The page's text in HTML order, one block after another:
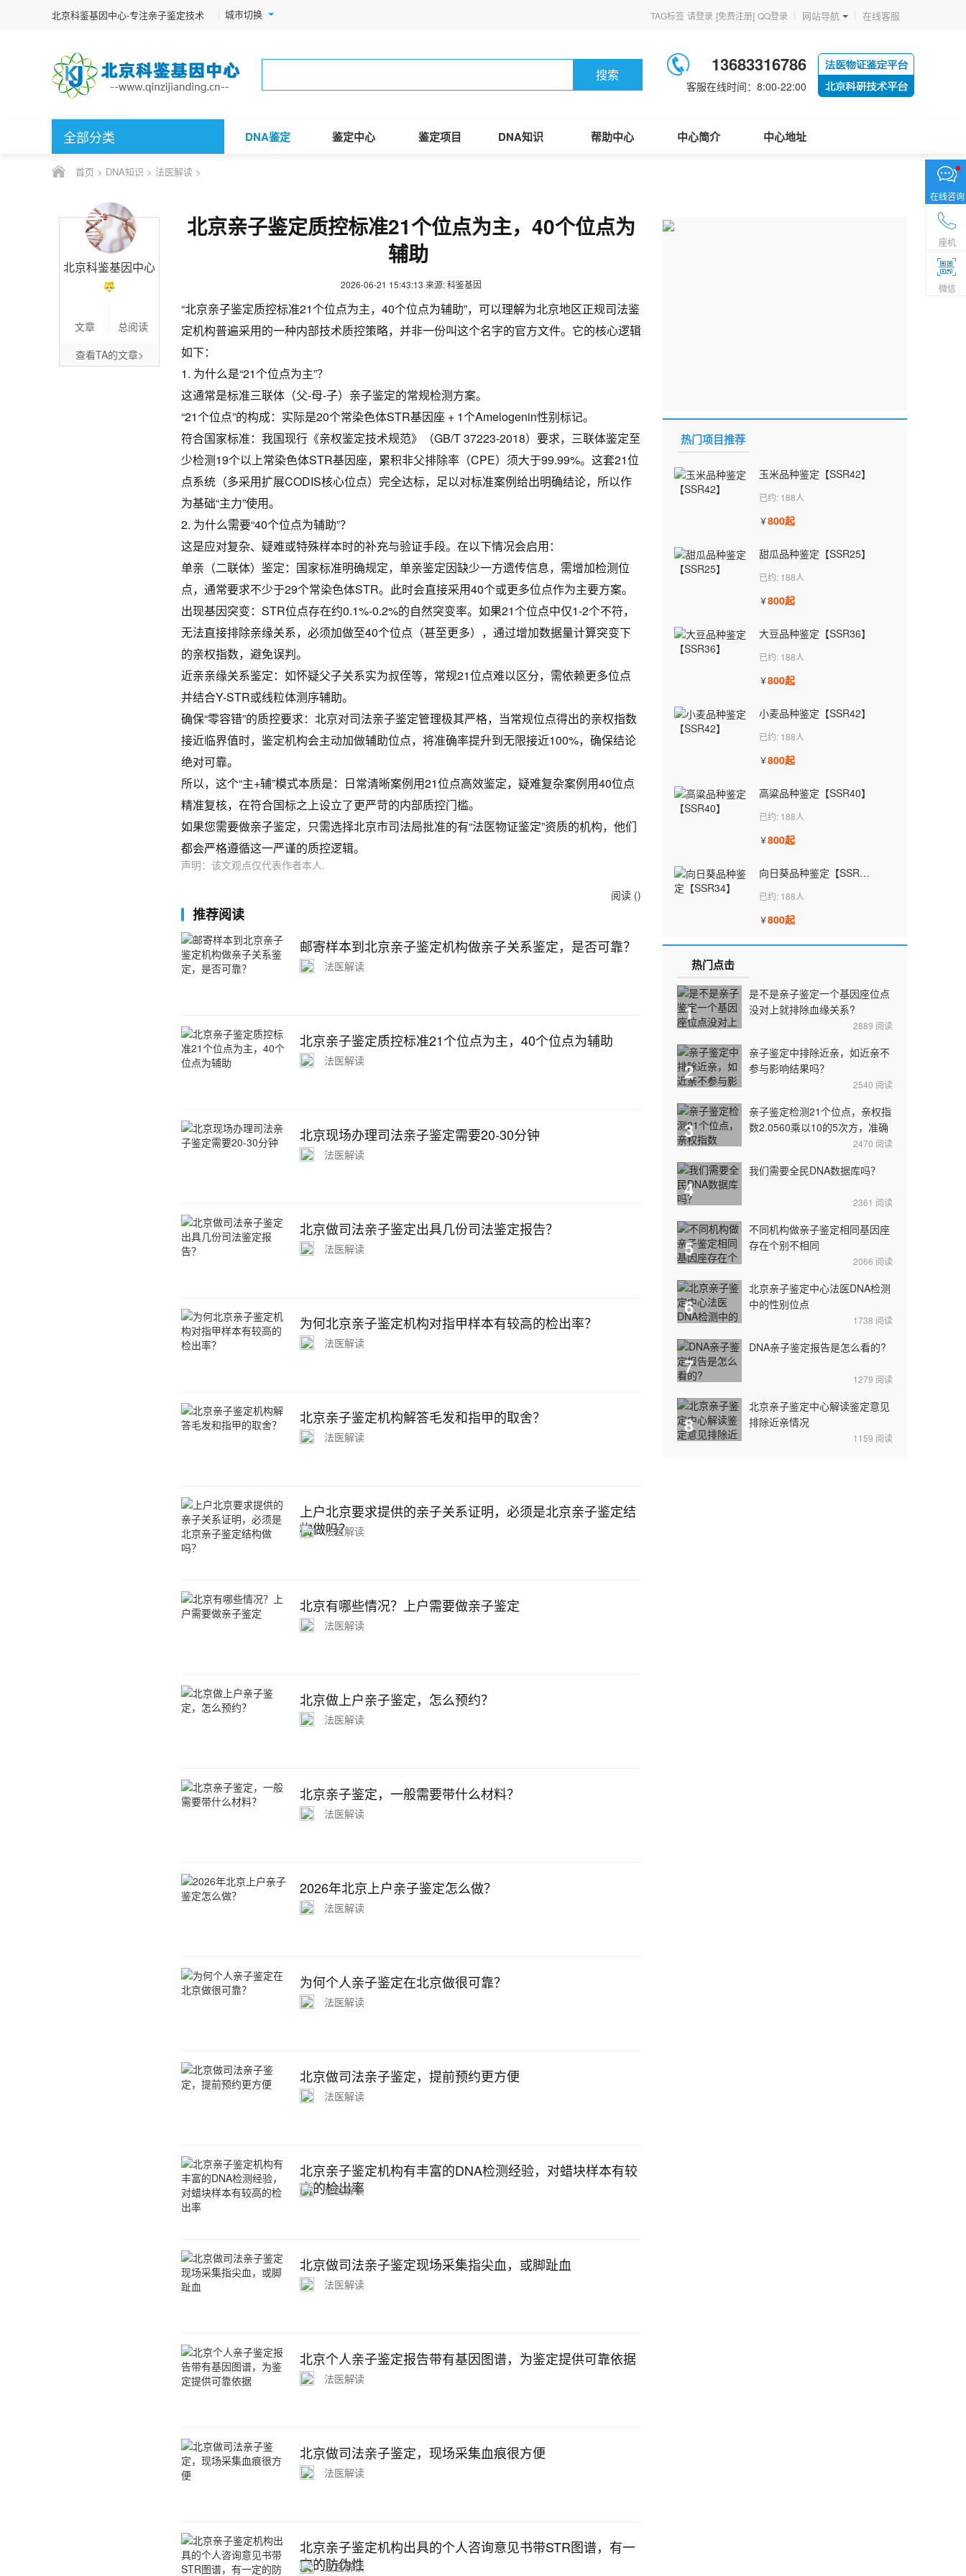
北京科鉴基因中心-专注亲子鉴定技术 城市切换 TAG标签 请登录 [免费注册] QQ登录 网站导航 在线客服
搜索 13683316786
客服在线时间：8:00-22:00
全部分类 DNA鉴定 鉴定中心 鉴定项目 DNA知识 帮助中心 中心简介 中心地址
首页 > DNA知识 > 法医解读 >
北京科鉴基因中心
文章
总阅读
查看TA的文章>
北京亲子鉴定质控标准21个位点为主，40个位点为
辅助
2026-06-21 15:43:13 来源: 科鉴基因
“北京亲子鉴定质控标准21个位点为主，40个位点为辅助”，可以理解为北京地区正规司法鉴
定机构普遍采用的一种内部技术质控策略，并非一份叫这个名字的官方文件。它的核心逻辑
如下：
1. 为什么是“21个位点为主”？
这通常是标准三联体（父-母-子）亲子鉴定的常规检测方案。
“21个位点”的构成：实际是20个常染色体STR基因座 + 1个Amelogenin性别标记。
符合国家标准：我国现行《亲权鉴定技术规范》（GB/T 37223-2018）要求，三联体鉴定至
少检测19个以上常染色体STR基因座，累积非父排除率（CPE）须大于99.99%。这套21位
点系统（多采用扩展CODIS核心位点）完全达标，足以对标准案例给出明确结论，所以作
为基础“主力”使用。
2. 为什么需要“40个位点为辅助”？
这是应对复杂、疑难或特殊样本时的补充与验证手段。在以下情况会启用：
单亲（二联体）鉴定：国家标准明确规定，单亲鉴定因缺少一方遗传信息，需增加检测位
点，通常要求不少于29个常染色体STR。此时会直接采用40个或更多位点作为主要方案。
出现基因突变：STR位点存在约0.1%-0.2%的自然突变率。如果21个位点中仅1-2个不符，
无法直接排除亲缘关系，必须加做至40个位点（甚至更多），通过增加数据量计算突变下
的亲权指数，避免误判。
近亲亲缘关系鉴定：如怀疑父子关系实为叔侄等，常规21位点难以区分，需依赖更多位点
并结合Y-STR或线粒体测序辅助。
确保“零容错”的质控要求：北京对司法亲子鉴定管理极其严格，当常规位点得出的亲权指数
接近临界值时，鉴定机构会主动加做辅助位点，将准确率提升到无限接近100%，确保结论
绝对可靠。
所以，这个“主+辅”模式本质是：日常清晰案例用21位点高效鉴定，疑难复杂案例用40位点
精准复核，在符合国标之上设立了更严苛的内部质控门槛。
如果您需要做亲子鉴定，只需选择北京市司法局批准的有“法医物证鉴定”资质的机构，他们
都会严格遵循这一严谨的质控逻辑。
声明：该文观点仅代表作者本人.
阅读 ()
推荐阅读
邮寄样本到北京亲子鉴定机构做亲子关系鉴定，是否可靠？
法医解读
北京亲子鉴定质控标准21个位点为主，40个位点为辅助
法医解读
北京现场办理司法亲子鉴定需要20-30分钟
法医解读
北京做司法亲子鉴定出具几份司法鉴定报告？
法医解读
为何北京亲子鉴定机构对指甲样本有较高的检出率？
法医解读
北京亲子鉴定机构解答毛发和指甲的取舍？
法医解读
上户北京要求提供的亲子关系证明，必须是北京亲子鉴定结
构做吗？
法医解读
北京有哪些情况？上户需要做亲子鉴定
法医解读
北京做上户亲子鉴定，怎么预约？
法医解读
北京亲子鉴定，一般需要带什么材料？
法医解读
2026年北京上户亲子鉴定怎么做？
法医解读
为何个人亲子鉴定在北京做很可靠？
法医解读
北京做司法亲子鉴定，提前预约更方便
法医解读
北京亲子鉴定机构有丰富的DNA检测经验，对蜡块样本有较
高的检出率
法医解读
北京做司法亲子鉴定现场采集指尖血，或脚趾血
法医解读
北京个人亲子鉴定报告带有基因图谱，为鉴定提供可靠依据
法医解读
北京做司法亲子鉴定，现场采集血痕很方便
法医解读
北京亲子鉴定机构出具的个人咨询意见书带STR图谱，有一
定的防伪性
法医解读
热门项目推荐
玉米品种鉴定【SSR42】
已约: 188人
￥800起
甜瓜品种鉴定【SSR25】
已约: 188人
￥800起
大豆品种鉴定【SSR36】
已约: 188人
￥800起
小麦品种鉴定【SSR42】
已约: 188人
￥800起
高粱品种鉴定【SSR40】
已约: 188人
￥800起
向日葵品种鉴定【SSR34】
已约: 188人
￥800起
热门点击
1
是不是亲子鉴定一个基因座位点
没对上就排除血缘关系?
2889 阅读
2
亲子鉴定中排除近亲，如近亲不
参与影响结果吗？
2540 阅读
3
亲子鉴定检测21个位点，亲权指
数2.0560乘以10的5次方，准确
2470 阅读
4
我们需要全民DNA数据库吗？
2361 阅读
5
不同机构做亲子鉴定相同基因座
存在个别不相同
2066 阅读
6
北京亲子鉴定中心法医DNA检测
中的性别位点
1738 阅读
7
DNA亲子鉴定报告是怎么看的?
1279 阅读
8
北京亲子鉴定中心解读鉴定意见
排除近亲情况
1159 阅读
在线咨询
座机
微信